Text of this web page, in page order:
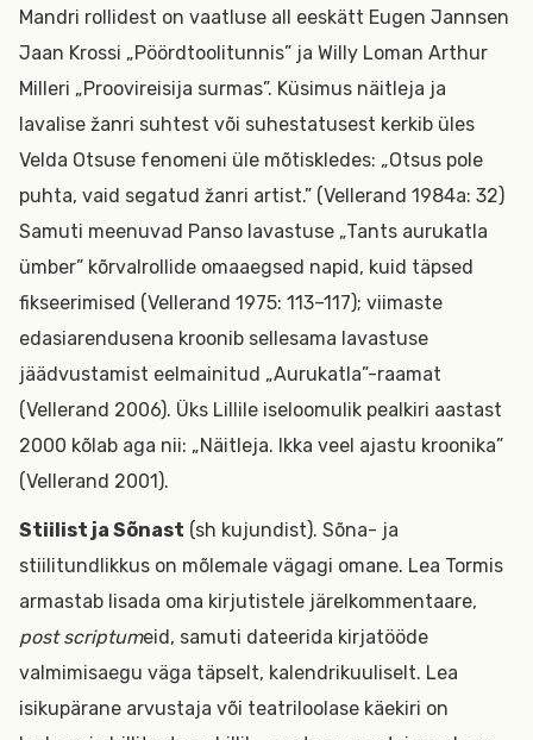
Mandri rollidest on vaatluse all eeskätt Eugen Jannsen
Jaan Krossi „Pöördtoolitunnis” ja Willy Loman Arthur
Milleri „Proovireisija surmas”. Küsimus näitleja ja
lavalise žanri suhtest või suhestatusest kerkib üles
Velda Otsuse fenomeni üle mõtiskledes: „Otsus pole
puhta, vaid segatud žanri artist.” (Vellerand 1984a: 32)
Samuti meenuvad Panso lavastuse „Tants aurukatla
ümber” kõrvalrollide omaaegsed napid, kuid täpsed
fikseerimised (Vellerand 1975: 113–117); viimaste
edasiarendusena kroonib sellesama lavastuse
jäädvustamist eelmainitud „Aurukatla”-raamat
(Vellerand 2006). Üks Lillile iseloomulik pealkiri aastast
2000 kõlab aga nii: „Näitleja. Ikka veel ajastu kroonika”
(Vellerand 2001).
Stiilist ja Sõnast (sh kujundist). Sõna- ja
stiilitundlikkus on mõlemale vägagi omane. Lea Tormis
armastab lisada oma kirjutistele järelkommentaare,
post scriptumeid, samuti dateerida kirjatööde
valmimisaegu väga täpselt, kalendrikuuliselt. Lea
isikupärane arvustaja või teatriloolase käekiri on